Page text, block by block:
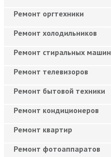
Ремонт оргтехники
Ремонт холодильников
Ремонт стиральных машин
Ремонт телевизоров
Ремонт бытовой техники
Ремонт кондиционеров
Ремонт квартир
Ремонт фотоаппаратов